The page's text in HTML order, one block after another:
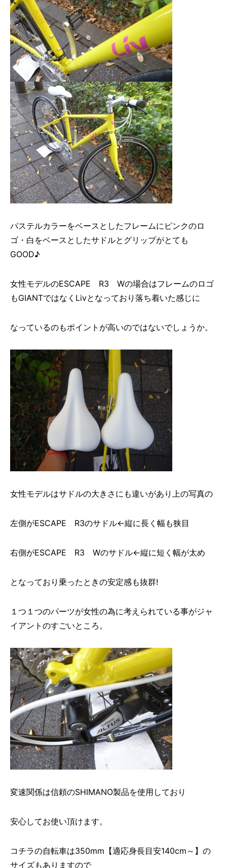
パステルカラーをベースとしたフレームにピンクのロ
ゴ・白をベースとしたサドルとグリップがとても
GOOD♪
女性モデルのESCAPE R3 Wの場合はフレームのロゴ
もGIANTではなくLivとなっており落ち着いた感じに
なっているのもポイントが高いのではないでしょうか。
女性モデルはサドルの大きさにも違いがあり上の写真の
左側がESCAPE R3のサドル←縦に長く幅も狭目
右側がESCAPE R3 Wのサドル←縦に短く幅が太め
となっており乗ったときの安定感も抜群!
１つ１つのパーツが女性の為に考えられている事がジャ
イアントのすごいところ。
変速関係は信頼のSHIMANO製品を使用しており
安心してお使い頂けます。
コチラの自転車は350mm【適応身長目安140cm～】の
サイズもありますので